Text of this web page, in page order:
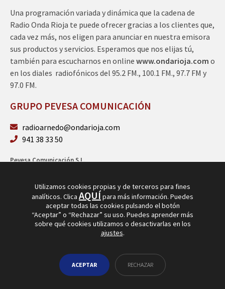
Una programación variada y dinámica que la cadena de
Radio Onda Rioja te puede ofrecer gracias a los clientes que,
cada vez más, nos eligen para anunciar en nuestra emisora
sus productos y servicios. Esperamos que nos elijas tú,
también para escucharnos en online www.ondarioja.com o
en los diales radiofónicos del 95.2 FM., 100.1 FM., 97.7 FM y
97.0 FM.
GRUPO PEVESA COMUNICACIÓN
radioarnedo@ondarioja.com
941 38 33 50
Pevesa Comunicación S.L.
Utilizamos cookies propias y de terceros para fines
analíticos. Clica AQUÍpara más información. Puedes
aceptar todas las cookies pulsando el botón
“Aceptar” o “Rechazar” su uso. Puedes aprender más
sobre qué cookies utilizamos o desactivarlas en los
ajustes.
ACEPTAR RECHAZAR